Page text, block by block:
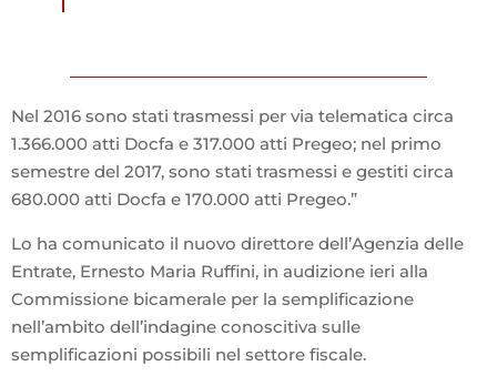
Nel 2016 sono stati trasmessi per via telematica circa
1.366.000 atti Docfa e 317.000 atti Pregeo; nel primo
semestre del 2017, sono stati trasmessi e gestiti circa
680.000 atti Docfa e 170.000 atti Pregeo.”
Lo ha comunicato il nuovo direttore dell’Agenzia delle
Entrate, Ernesto Maria Ruffini, in audizione ieri alla
Commissione bicamerale per la semplificazione
nell’ambito dell’indagine conoscitiva sulle
semplificazioni possibili nel settore fiscale.